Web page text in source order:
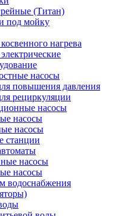
(Титан)
под мойку
нагрева
насосы
повышения давления
рециркуляции
насосы
насосы
насосы
станции
насосы
насосы
водоснабжения